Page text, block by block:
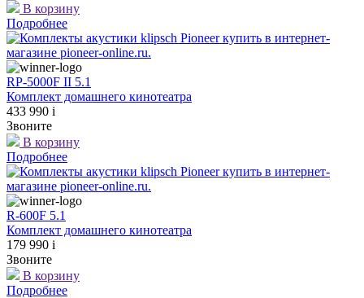
В корзину
Подробнее
RP-5000F II 5.1
Комплект домашнего кинотеатра
433 990 i
Звоните
В корзину
Подробнее
R-600F 5.1
Комплект домашнего кинотеатра
179 990 i
Звоните
В корзину
Подробнее